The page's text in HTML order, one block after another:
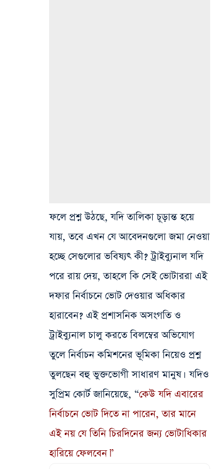
ফলে প্রশ্ন উঠছে, যদি তালিকা চূড়ান্ত হয়ে
যায়, তবে এখন যে আবেদনগুলো জমা নেওয়া
হচ্ছে সেগুলোর ভবিষ্যৎ কী? ট্রাইব্যুনাল যদি
পরে রায় দেয়, তাহলে কি সেই ভোটাররা এই
দফার নির্বাচনে ভোট দেওয়ার অধিকার
হারাবেন? এই প্রশাসনিক অসংগতি ও
ট্রাইব্যুনাল চালু করতে বিলম্বের অভিযোগ
তুলে নির্বাচন কমিশনের ভূমিকা নিয়েও প্রশ্ন
তুলছেন বহু ভুক্তভোগী সাধারণ মানুষ। যদিও
সুপ্রিম কোর্ট জানিয়েছে, “কেউ যদি এবারের
নির্বাচনে ভোট দিতে না পারেন, তার মানে
এই নয় যে তিনি চিরদিনের জন্য ভোটাধিকার
হারিয়ে ফেলবেন।”